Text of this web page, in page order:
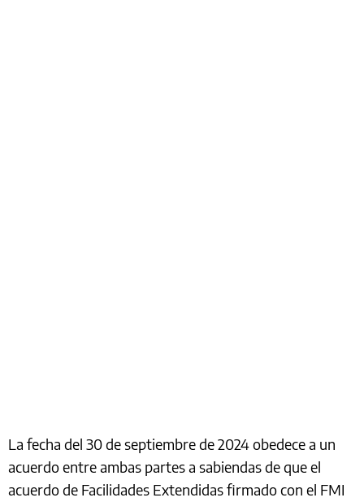
La fecha del 30 de septiembre de 2024 obedece a un
acuerdo entre ambas partes a sabiendas de que el
acuerdo de Facilidades Extendidas firmado con el FMI